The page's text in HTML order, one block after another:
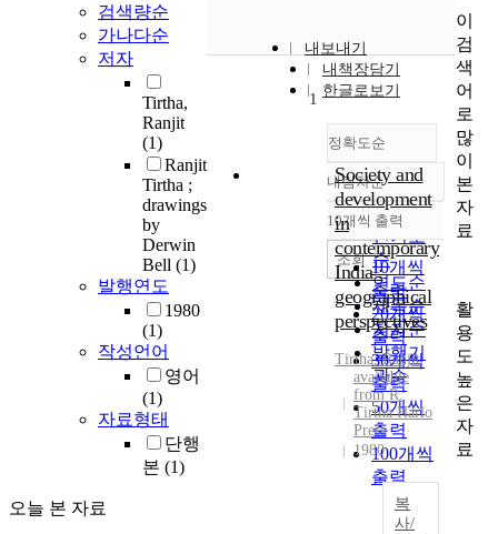
검색량순
가나다순
저자
Tirtha,
Ranjit
(1)
Ranjit
Tirtha ;
drawings
by
Derwin
Bell (1)
발행연도
1980
(1)
작성언어
영어
(1)
자료형태
단행
본 (1)
오늘 본 자료
내보내기
내책장담기
한글로보기
정확도순
정확도
순
인기도
순
연도순
제목순
저자순
발행기
관순
내림차순
내림차순
10개씩 출력
10개씩
출력
20개씩
출력
30개씩
출력
50개씩
출력
100개씩
출력
조회
1
Society and
development
in
contemporary
India :
geographical
perspectives
Tirtha, Ranjit
available
from R.
Tirtha Harlo
Press
1980
복
사/
이
검
색
어
로
많
이
본
자
료
활
용
도
높
은
자
료